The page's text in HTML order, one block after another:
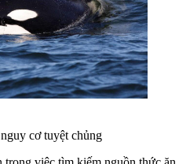
cơ tuyệt chủng